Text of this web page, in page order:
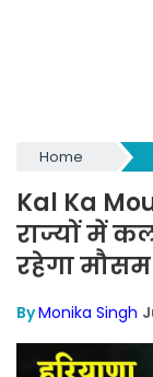
Home
Kal Ka
राज्यों में
रहेगा मौसम
ByMonika Singh